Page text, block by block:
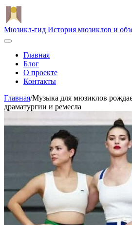
Мюзикл-гид История мюзиклов и
Главная
Блог
О проекте
Контакты
Главная/Музыка для мюзиклов
драматургии и ремесла